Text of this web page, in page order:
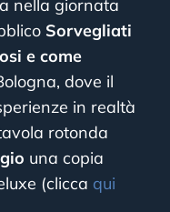
nella giornata
Sorvegliati
e come
dove il
in realtà
rotonda
una copia
(clicca qui